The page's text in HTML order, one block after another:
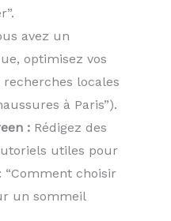
avez un
optimisez vos
recherches locales
à Paris”).
: Rédigez des
utiles pour
“Comment choisir
un sommeil